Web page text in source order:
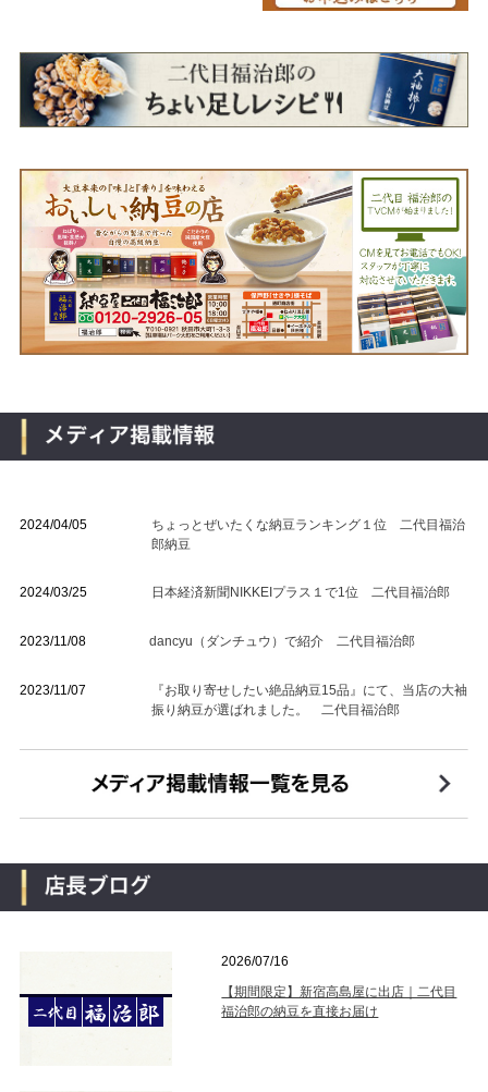
2024/04/05
ちょっとぜいたくな納豆ランキング１位 二代目福治
郎納豆
2024/03/25 日本経済新聞NIKKEIプラス１で1位 二代目福治郎
2023/11/08 dancyu（ダンチュウ）で紹介 二代目福治郎
2023/11/07
『お取り寄せしたい絶品納豆15品』にて、当店の大袖
振り納豆が選ばれました。 二代目福治郎
2026/07/16
【期間限定】新宿高島屋に出店｜二代目
福治郎の納豆を直接お届け